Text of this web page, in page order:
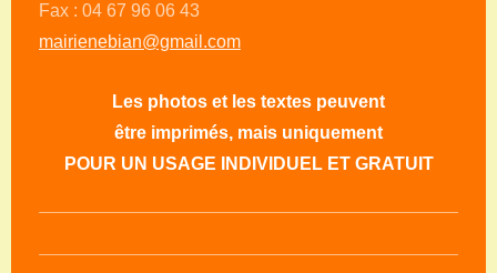
Fax : 04 67 96 06 43
mairienebian@gmail.com
Les photos et les textes peuvent
être imprimés, mais uniquement
POUR UN USAGE INDIVIDUEL ET GRATUIT